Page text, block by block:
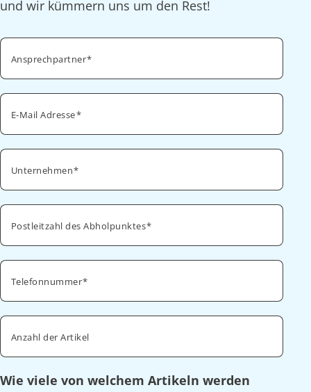
und wir kümmern uns um den Rest!
Ansprechpartner
E-Mail Adresse
Unternehmen
Postleitzahl des Abholpunktes
Telefonnummer
Anzahl der Artikel
Wie viele von welchem Artikeln werden